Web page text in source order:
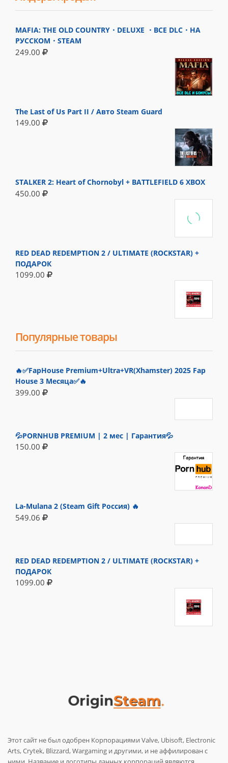
MAFIA: THE OLD COUNTRY・DELUXE ・ВСЕ DLC・НА
РУССКОМ・STEAM
249.00
The Last of Us Part II / Авто Steam Guard
149.00
STALKER 2: Heart of Chornobyl + BATTLEFIELD 6 XBOX
450.00
RED DEAD REDEMPTION 2 / ULTIMATE (ROCKSTAR) +
ПОДАРОК
1099.00
Популярные товары
🔥✅FapHouse Premium+Ultra+VR(Xhamster) 2025 Fap
House 3 Месяца✅🔥
399.00
💦PORNHUB PREMIUM | 2 мес | Гарантия💦
150.00
La-Mulana 2 (Steam Gift Россия) 🔥
549.06
RED DEAD REDEMPTION 2 / ULTIMATE (ROCKSTAR) +
ПОДАРОК
1099.00
Этот сайт не был одобрен Корпорациями Valve, Ubisoft, Electronic
Arts, Crytek, Blizzard, Wargaming и другими, и не аффилирован с